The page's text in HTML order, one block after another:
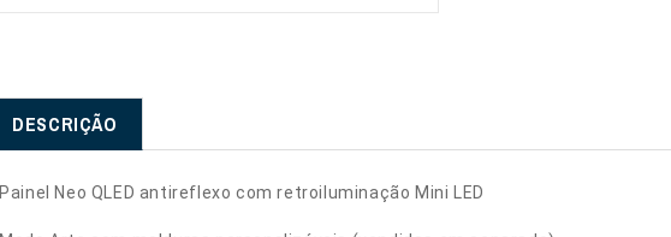
DESCRIÇÃO
Painel Neo QLED antireflexo com retroiluminação Mini LED